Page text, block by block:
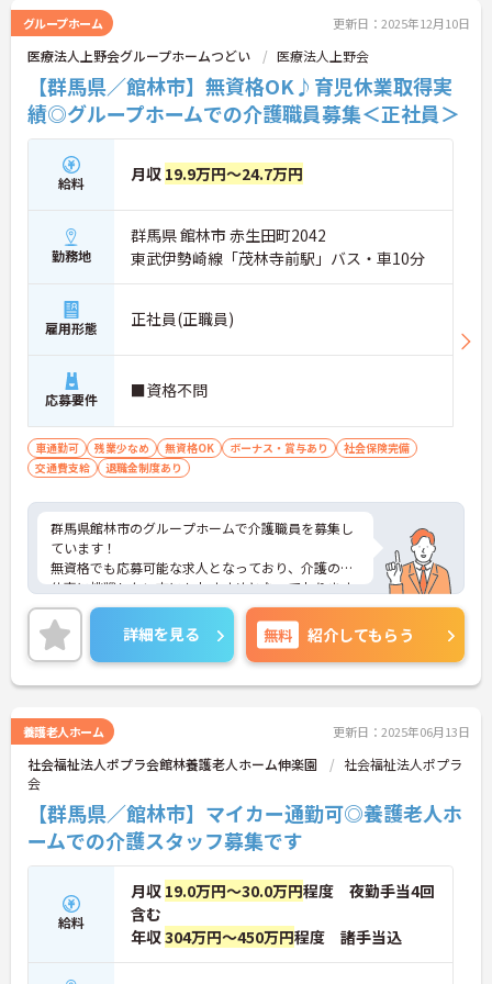
グループホーム 更新日：2025年12月10日
医療法人上野会グループホームつどい 医療法人上野会
【群馬県／館林市】無資格OK♪育児休業取得実
績◎グループホームでの介護職員募集＜正社員＞
給料 月収 19.9万円～24.7万円
勤務地
群馬県 館林市 赤生田町2042
東武伊勢崎線「茂林寺前駅」バス・車10分
雇用形態 正社員(正職員)
応募要件 ■資格不問
車通勤可 残業少なめ 無資格OK ボーナス・賞与あり
社会保険完備
交通費支給
退職金制度あり
群馬県館林市のグループホームで介護職員を募集し
ています！
無資格でも応募可能な求人となっており、介護のお
仕事に挑戦したい方にもおすすめとなっております
◎
育児休業取得実績や退職金制度があり、長期的に働
ける環境が整っております♪
ご興味のある方は、面接のポイントをお伝えします
のでご連絡ください！
詳細を見る 無料 紹介してもらう
養護老人ホーム 更新日：2025年06月13日
社会福祉法人ポプラ会館林養護老人ホーム伸楽園
社会福祉法人ポプラ
会
【群馬県／館林市】マイカー通勤可◎養護老人ホ
ームでの介護スタッフ募集です
給料
月収 19.0万円～30.0万円程度 夜勤手当4回
含む
年収304万円～450万円程度 諸手当込